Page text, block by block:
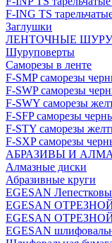
F-ING TS
Заглушки
ЛЕНТОЧНЫЕ
Шуруповерты
Саморезы в ленте
F-SMP саморезы
F-SWP саморезы
F-SWY саморезы
F-SFP саморезы
F-STY саморезы
F-SXP саморезы
АБРАЗИВЫ И
Алмазные диски
Абразивные круги
EGESAN
EGESAN
EGESAN
EGESAN